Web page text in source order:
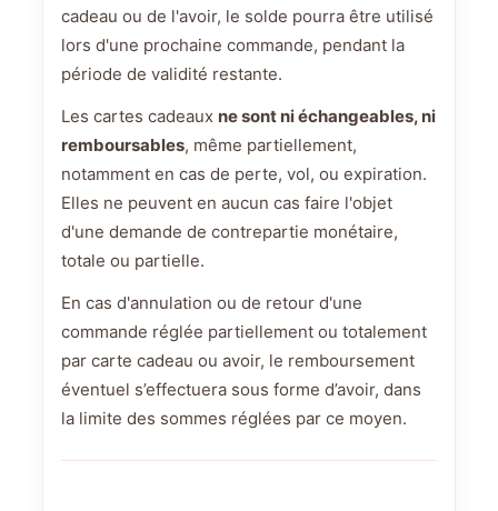
cadeau ou de l'avoir, le solde pourra être utilisé
lors d'une prochaine commande, pendant la
période de validité restante.
Les cartes cadeaux ne sont ni échangeables, ni
remboursables, même partiellement,
notamment en cas de perte, vol, ou expiration.
Elles ne peuvent en aucun cas faire l'objet
d'une demande de contrepartie monétaire,
totale ou partielle.
En cas d'annulation ou de retour d'une
commande réglée partiellement ou totalement
par carte cadeau ou avoir, le remboursement
éventuel s’effectuera sous forme d’avoir, dans
la limite des sommes réglées par ce moyen.